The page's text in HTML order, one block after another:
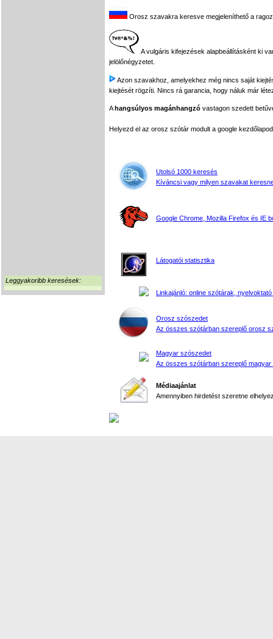
Leggyakoribb keresések:
Orosz szavakra keresve megjeleníthető a
A vulgáris kifejezések alapbeállításként ki
jelölőnégyzetet.
Azon szavakhoz, amelyekhez még nincs saját
kiejtését rögzíti. Nincs rá garancia, hogy náluk már
Ahangsúlyos magánhangzó vastagon szedett
Helyezd el az orosz szótár modult a google
Utolsó 1000 keresés
Kíváncsi vagy milyen szavakat
Google Chrome, Mozilla Firefox és IE
Látogatói statisztika
Linkajánló: online szótárak, nyelvoktató
Orosz szószedet
Az összes szótárban szereplő orosz
Magyar szószedet
Az összes szótárban szereplő magyar
Médiaajánlat
Amennyiben hirdetést szeretne